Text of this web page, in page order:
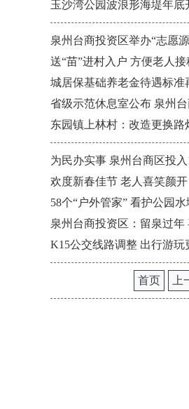
玉沙湾公园波浪形海堤年底
泉州台商投资区举办“志愿
送“苗”进村入户 方便老人接
城居保基础养老金待遇标准
省级示范休息室公布 泉州
东园镇上林村：改造更换路
为民办实事 泉州台商区投
欢度新春佳节 老人喜笑颜开
58个“户外管家” 看护公园水
泉州台商投资区：留泉过年
K15公交线路调整 出行游玩
首页 上